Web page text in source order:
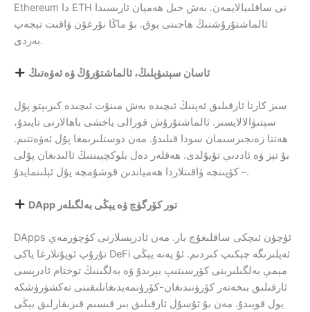
Ethereum دا ETH نى ساقلىيالايمەن. بەش خىل ھەميان ئارىسىدا
ئالماشتۇرۇشنىڭ ھاجىتى يوق. بۇ ماڭا نۇرغۇن ۋاقىت تېجەپ
بەردى.
ئاسان سېتىۋېلىڭ، ئالماشتۇرۇڭ ۋە ئەۋەتىڭ
سىز كارتا ئارقىلىق ئەپنىڭ ئىچىدە بەش مىنۇت ئىچىدە كىرىپتو پۇل
سېتىۋالالايسىز. ئالماشتۇرۇش قورالى ياخشى باھالارنى تاپىدۇ،
ھەتتا زەنجىرسىمان سودا قىلىدۇ. مەن دوستلىرىمغا پۇل ئەۋەتتىم.
بۇ تېز ۋە ئاددىي تۇيۇلدى. ھەقلەر دەل بلوكچېيننىڭ ئالىدىغان پۇلى
– كۆپىنچە ۋاقىتلاردا ھەمياندىن قوشۇمچە پۇل ئېلىنمايدۇ.
DApp تور كۆرگۈچ ۋە يېڭى بەلگىلەر
DApps ئۈچۈن ئىچكى ساقلىغۇچ بار. مەن ئادرېسلارنى كۆچۈرمەي
تۇرۇپ ئويۇنلارغا ياكى DeFi ئەپلىرىگە چېكىپ كىردىم. ئۇ يەنە يېڭى
مېمې بەلگىلىرىنى كۆرسىتىپ بېرىدۇ ۋە بەلگىنىڭ توختام ئادرېسى
ئارقىلىق بىخەتەر كۆرۈنىدىغان-كۆرۈنمەيدىغانلىقىنى تەكشۈرۈشكە
يول قويىدۇ. مەن بۇ ئۇسۇل ئارقىلىق بىر قىسىم قىزىقارلىق يېڭى